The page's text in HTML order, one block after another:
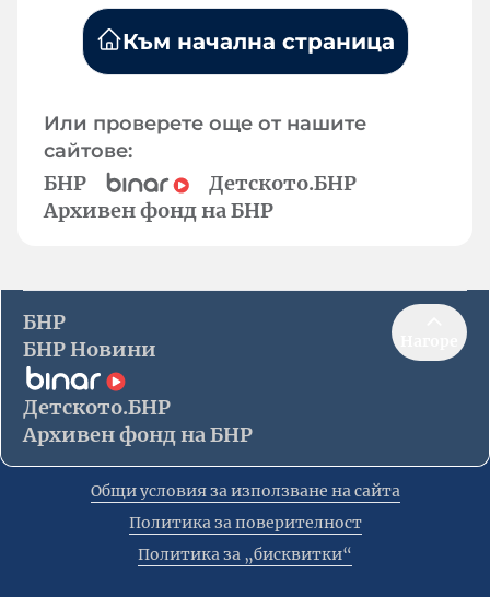
Към начална страница
Или проверете още от нашите
сайтове:
БНР
Детското.БНР
Архивен фонд на БНР
БНР
БНР Новини
Детското.БНР
Архивен фонд на БНР
Общи условия за използване на сайта
Политика за поверителност
Политика за „бисквитки“